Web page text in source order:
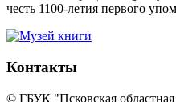
честь 1100-летия первого
Контакты
© ГБУК "Псковская областная